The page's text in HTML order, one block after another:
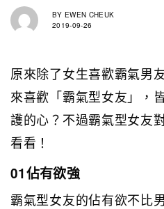
BY EWEN CHEUK
2019-09-26
原來除了女生喜歡霸氣男
來喜歡「霸氣型女友」，
護的心？不過霸氣型女友
看看！
01佔有欲強
霸氣型女友的佔有欲不比